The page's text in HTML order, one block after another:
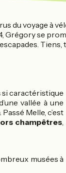
du voyage à
Grégory se
si caractéristique
vallée à une
Melle, c’est
champêtres
musées à